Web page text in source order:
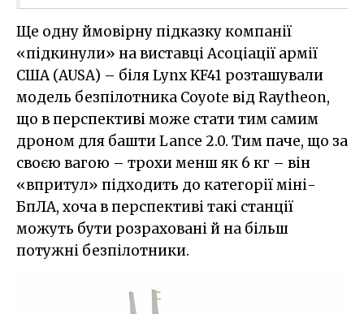
Ще одну ймовірну підказку компанії
«підкинули» на виставці Асоціації армії
США (AUSA) – біля Lynx KF41 розташували
модель безпілотника Coyote від Raytheon,
що в перспективі може стати тим самим
дроном для башти Lance 2.0. Тим паче, що за
своєю вагою – трохи менш як 6 кг – він
«впритул» підходить до категорії міні-
БпЛА, хоча в перспективі такі станції
можуть бути розраховані й на більш
потужні безпілотники.